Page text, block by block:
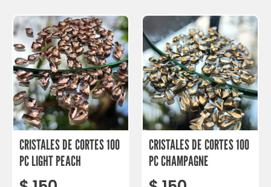
CRISTALES DE CORTES 100
PC LIGHT PEACH
CRISTALES DE CORTES 100
PC CHAMPAGNE